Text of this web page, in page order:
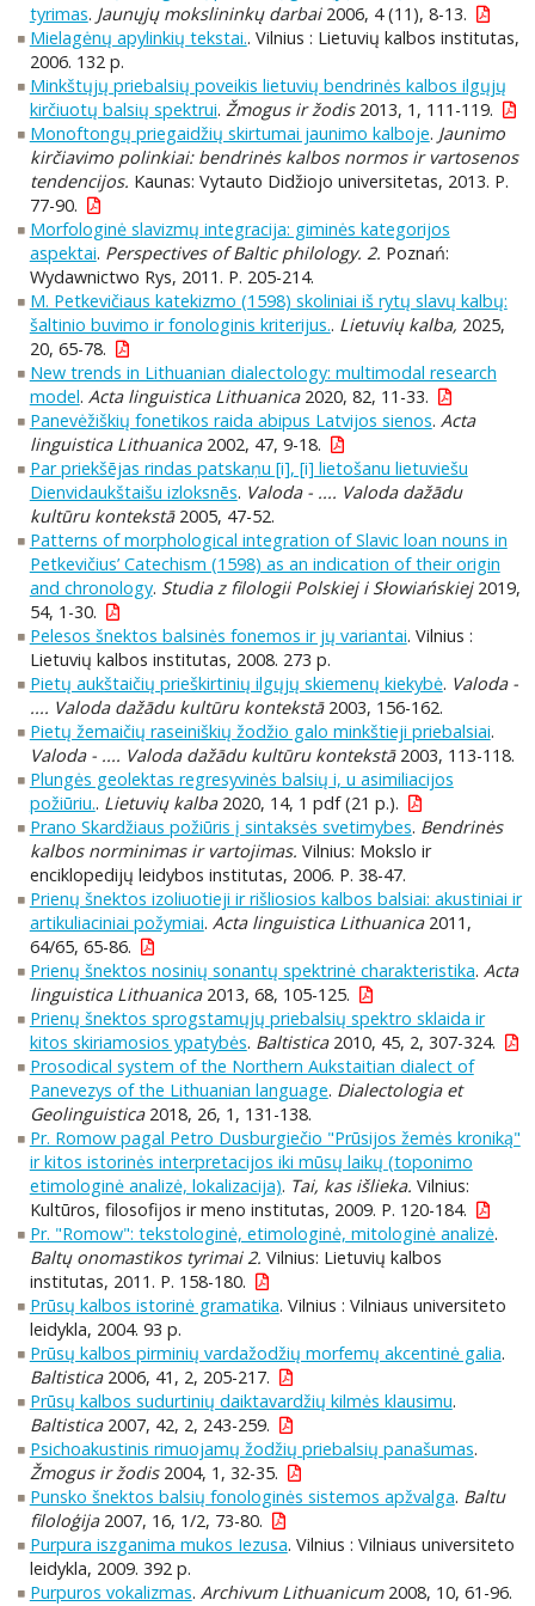
tyrimas. Jaunųjų mokslininkų darbai2006, 4 (11), 8-13.
Mielagėnų apylinkių tekstai.. Vilnius : Lietuvių kalbos institutas,
2006. 132 p.
Minkštųjų priebalsių poveikis lietuvių bendrinės kalbos ilgųjų
kirčiuotų balsių spektrui. Žmogus ir žodis2013, 1, 111-119.
Monoftongų priegaidžių skirtumai jaunimo kalboje. Jaunimo
kirčiavimo polinkiai: bendrinės kalbos normos ir vartosenos
tendencijos. Kaunas: Vytauto Didžiojo universitetas, 2013. P.
77-90.
Morfologinė slavizmų integracija: giminės kategorijos
aspektai. Perspectives of Baltic philology. 2. Poznań:
Wydawnictwo Rys, 2011. P. 205-214.
M. Petkevičiaus katekizmo (1598) skoliniai iš rytų slavų kalbų:
šaltinio buvimo ir fonologinis kriterijus.. Lietuvių kalba, 2025,
20, 65-78.
New trends in Lithuanian dialectology: multimodal research
model. Acta linguistica Lithuanica2020, 82, 11-33.
Panevėžiškių fonetikos raida abipus Latvijos sienos. Acta
linguistica Lithuanica2002, 47, 9-18.
Par priekšējas rindas patskaņu [i], [i] lietošanu lietuviešu
Dienvidaukštaišu izloksnēs. Valoda - .... Valoda dažādu
kultūru kontekstā2005, 47-52.
Patterns of morphological integration of Slavic loan nouns in
Petkevičius’ Catechism (1598) as an indication of their origin
and chronology. Studia z filologii Polskiej i Słowiańskiej2019,
54, 1-30.
Pelesos šnektos balsinės fonemos ir jų variantai. Vilnius :
Lietuvių kalbos institutas, 2008. 273 p.
Pietų aukštaičių prieškirtinių ilgųjų skiemenų kiekybė. Valoda -
.... Valoda dažādu kultūru kontekstā2003, 156-162.
Pietų žemaičių raseiniškių žodžio galo minkštieji priebalsiai.
Valoda - .... Valoda dažādu kultūru kontekstā2003, 113-118.
Plungės geolektas regresyvinės balsių i, u asimiliacijos
požiūriu.. Lietuvių kalba2020, 14, 1 pdf (21 p.).
Prano Skardžiaus požiūris į sintaksės svetimybes. Bendrinės
kalbos norminimas ir vartojimas. Vilnius: Mokslo ir
enciklopedijų leidybos institutas, 2006. P. 38-47.
Prienų šnektos izoliuotieji ir rišliosios kalbos balsiai: akustiniai ir
artikuliaciniai požymiai. Acta linguistica Lithuanica2011,
64/65, 65-86.
Prienų šnektos nosinių sonantų spektrinė charakteristika. Acta
linguistica Lithuanica2013, 68, 105-125.
Prienų šnektos sprogstamųjų priebalsių spektro sklaida ir
kitos skiriamosios ypatybės. Baltistica2010, 45, 2, 307-324.
Prosodical system of the Northern Aukstaitian dialect of
Panevezys of the Lithuanian language. Dialectologia et
Geolinguistica2018, 26, 1, 131-138.
Pr. Romow pagal Petro Dusburgiečio "Prūsijos žemės kroniką"
ir kitos istorinės interpretacijos iki mūsų laikų (toponimo
etimologinė analizė, lokalizacija). Tai, kas išlieka. Vilnius:
Kultūros, filosofijos ir meno institutas, 2009. P. 120-184.
Pr. "Romow": tekstologinė, etimologinė, mitologinė analizė.
Baltų onomastikos tyrimai 2. Vilnius: Lietuvių kalbos
institutas, 2011. P. 158-180.
Prūsų kalbos istorinė gramatika. Vilnius : Vilniaus universiteto
leidykla, 2004. 93 p.
Prūsų kalbos pirminių vardažodžių morfemų akcentinė galia.
Baltistica2006, 41, 2, 205-217.
Prūsų kalbos sudurtinių daiktavardžių kilmės klausimu.
Baltistica2007, 42, 2, 243-259.
Psichoakustinis rimuojamų žodžių priebalsių panašumas.
Žmogus ir žodis2004, 1, 32-35.
Punsko šnektos balsių fonologinės sistemos apžvalga. Baltu
filoloģija2007, 16, 1/2, 73-80.
Purpura iszganima mukos Iezusa. Vilnius : Vilniaus universiteto
leidykla, 2009. 392 p.
Purpuros vokalizmas. Archivum Lithuanicum2008, 10, 61-96.